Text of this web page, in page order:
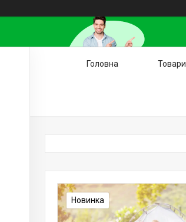
Головна Товари
Новинка